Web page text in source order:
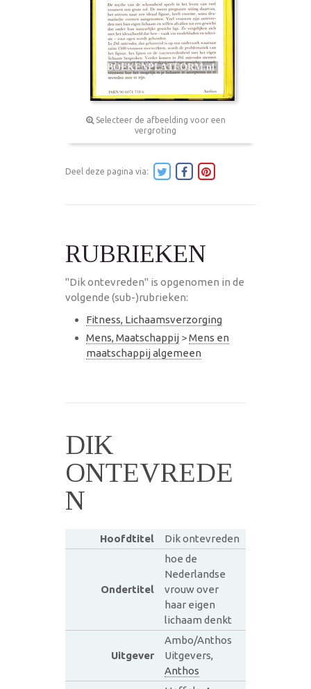
Selecteer de afbeelding voor een
vergroting
Deel deze pagina via:
RUBRIEKEN
"Dik ontevreden" is opgenomen in de
volgende (sub-)rubrieken:
Fitness, Lichaamsverzorging
Mens, Maatschappij >Mens en
maatschappij algemeen
DIK
ONTEVREDE
N
Hoofdtitel Dik ontevreden
Ondertitel
hoe de
Nederlandse
vrouw over
haar eigen
lichaam denkt
Uitgever
Ambo/Anthos
Uitgevers,
Anthos